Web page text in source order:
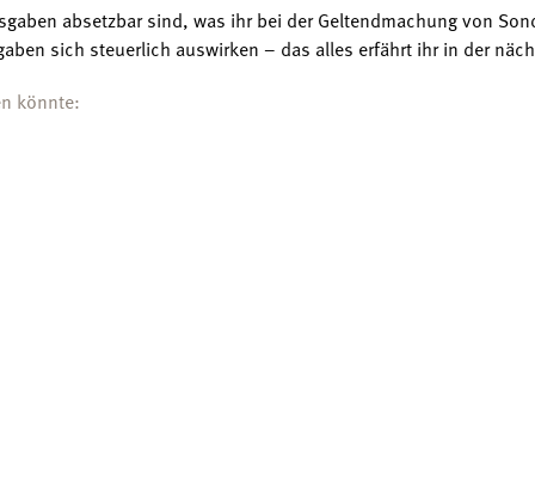
absetzbar sind, was ihr bei der Geltendmachung von
sich steuerlich auswirken – das alles erfährt ihr in der
könnte: